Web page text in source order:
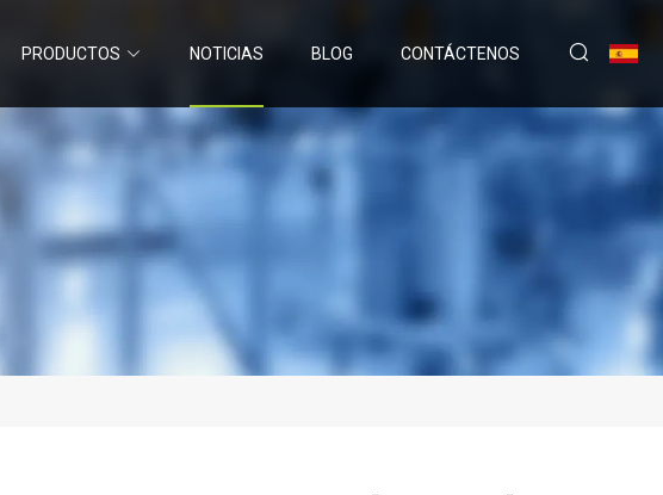
PRODUCTOS NOTICIAS BLOG CONTÁCTENOS